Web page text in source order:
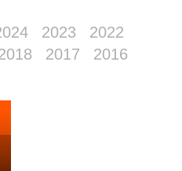
2023
2022
2017 2016